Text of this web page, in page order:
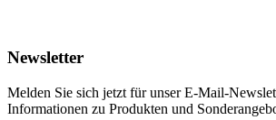
Newsletter
Melden Sie sich jetzt für unser E-Mail-
Informationen zu Produkten und